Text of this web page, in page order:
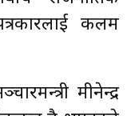
कलम
मीनेन्द्र